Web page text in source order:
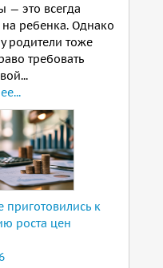
— это всегда
ребенка. Однако
родители тоже
требовать
приготовились к
роста цен